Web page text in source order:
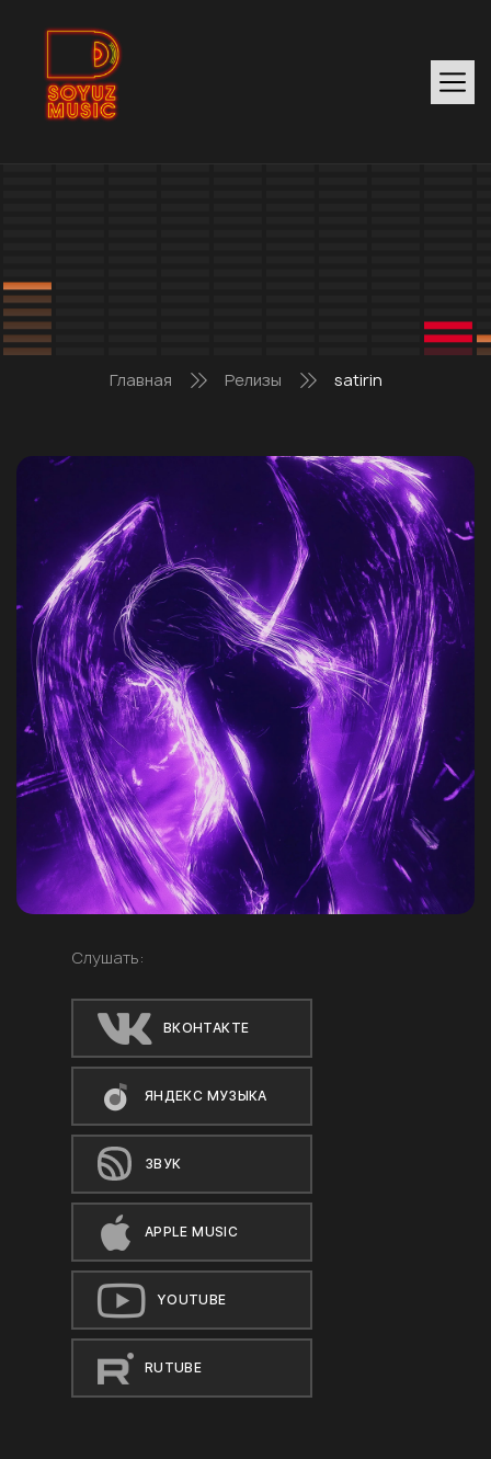
Главная Релизы satirin
Слушать:
ВКОНТАКТЕ
ЯНДЕКС МУЗЫКА
ЗВУК
APPLE MUSIC
YOUTUBE
RUTUBE